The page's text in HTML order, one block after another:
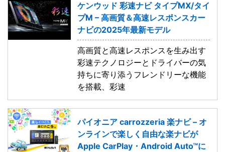
ケンウッド 彩速ナビ タイプMX/タイ
プM – 高画質＆高速レスポンスカー
ナビの2025年最新モデル
高画質と高速レスポンスを生み出す
彩速テクノロジーとドライバーの気
持ちに寄り添うフレンドリーな機能
を搭載、彩速
パイオニア carrozzeria 楽ナビ – オ
ンラインで楽しく自由な楽ナビが
Apple CarPlay・Android Auto™に